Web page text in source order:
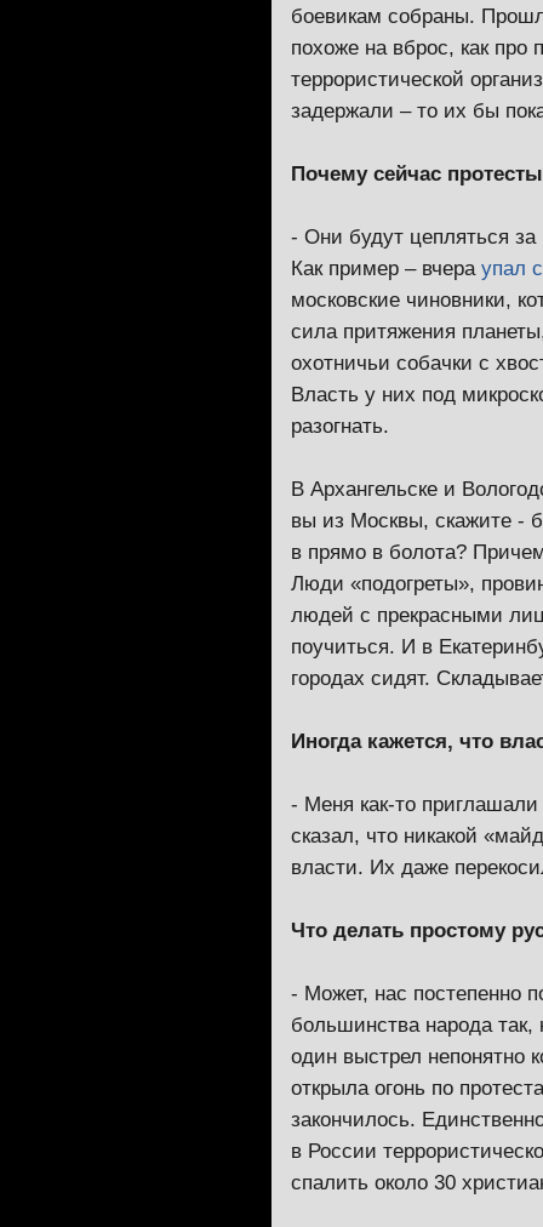
боевикам собраны.
похоже на вброс, как
террористической
задержали – то их бы
Почему сейчас
- Они будут цепляться
Как пример – вчера упал
московские чиновники,
сила притяжения
охотничьи собачки с
Власть у них под
разогнать.
В Архангельске и
вы из Москвы, скажите -
в прямо в болота?
Люди «подогреты»,
людей с прекрасными
поучиться. И в
городах сидят.
Иногда кажется, что
- Меня как-то
сказал, что никакой
власти. Их даже
Что делать простому
- Может, нас постепенно
большинства народа так,
один выстрел непонятно
открыла огонь по
закончилось.
в России
спалить около 30